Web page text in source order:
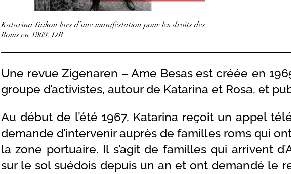
Katarina Taikon lors d’une manifestation pour les droits des
Roms en 1969. DR
Une revue Zigenaren – Ame Besas est créée en
groupe d’activistes, autour de Katarina et Rosa, et
Au début de l’été 1967, Katarina reçoit un appel
demande d’intervenir auprès de familles roms qui
la zone portuaire. Il s’agit de familles qui arrivent
sur le sol suédois depuis un an et ont demandé le